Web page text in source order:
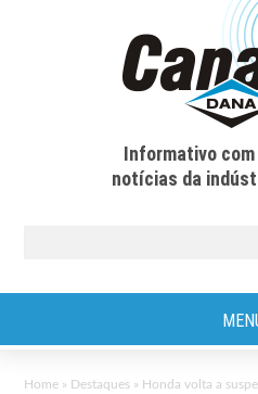
Informativo
notícias da
Home » Destaques » Honda volta a